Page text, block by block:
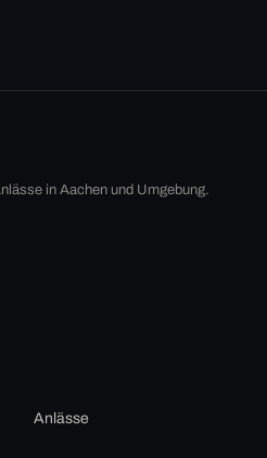
in Aachen und Umgebung.
Anlässe